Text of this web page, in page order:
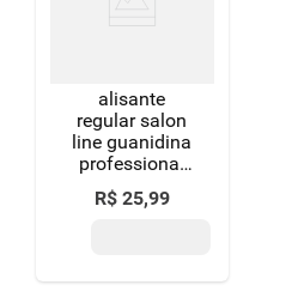
alisante
regular salon
line guanidina
professional
tradicional
pote 218g
R$ 25,99